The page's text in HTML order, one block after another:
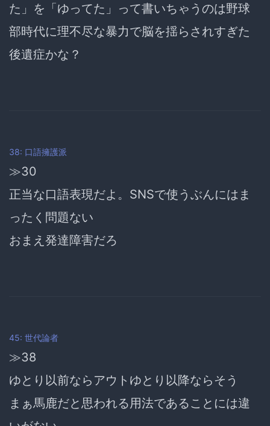
た」を「ゆってた」って書いちゃうのは野球
部時代に理不尽な暴力で脳を揺らされすぎた
後遺症かな？
38: 口語擁護派
≫30
正当な口語表現だよ。SNSで使うぶんにはま
ったく問題ない
おまえ発達障害だろ
45: 世代論者
≫38
ゆとり以前ならアウトゆとり以降ならそう
まぁ馬鹿だと思われる用法であることには違